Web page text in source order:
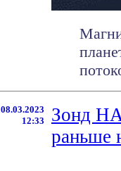
08.03.2023
12:33
Зонд
раньше